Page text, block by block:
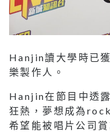
Hanjin讀大學時已
樂製作人。
Hanjin在節目中透
狂熱，夢想成為
希望能被唱片公司